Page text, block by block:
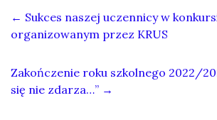
← Sukces naszej uczennicy w
organizowanym przez KRUS
Zakończenie roku szkolnego 2022/
się nie zdarza…” →